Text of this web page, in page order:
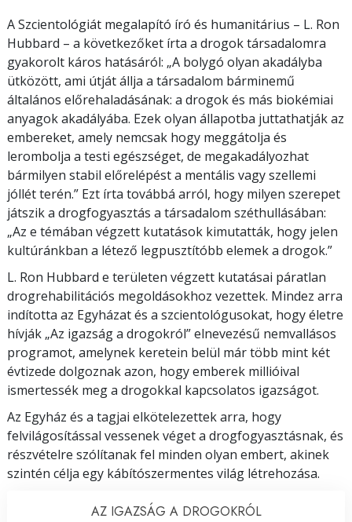
A Szcientológiát megalapító író és humanitárius – L. Ron
Hubbard – a következőket írta a drogok társadalomra
gyakorolt káros hatásáról: „A bolygó olyan akadályba
ütközött, ami útját állja a társadalom bárminemű
általános előrehaladásának: a drogok és más biokémiai
anyagok akadályába. Ezek olyan állapotba juttathatják az
embereket, amely nemcsak hogy meggátolja és
lerombolja a testi egészséget, de megakadályozhat
bármilyen stabil előrelépést a mentális vagy szellemi
jóllét terén.” Ezt írta továbbá arról, hogy milyen szerepet
játszik a drogfogyasztás a társadalom széthullásában:
„Az e témában végzett kutatások kimutatták, hogy jelen
kultúránkban a létező legpusztítóbb elemek a drogok.”
L. Ron Hubbard e területen végzett kutatásai páratlan
drogrehabilitációs megoldásokhoz vezettek. Mindez arra
indította az Egyházat és a szcientológusokat, hogy életre
hívják „Az igazság a drogokról” elnevezésű nemvallásos
programot, amelynek keretein belül már több mint két
évtizede dolgoznak azon, hogy emberek millióival
ismertessék meg a drogokkal kapcsolatos igazságot.
Az Egyház és a tagjai elkötelezettek arra, hogy
felvilágosítással vessenek véget a drogfogyasztásnak, és
részvételre szólítanak fel minden olyan embert, akinek
szintén célja egy kábítószermentes világ létrehozása.
AZ IGAZSÁG A DROGOKRÓL